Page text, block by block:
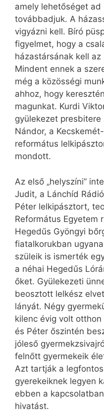
amely lehetőséget
továbbadjuk. A
vigyázni kell. Bíró
figyelmet, hogy a
házastársának kell
Mindent ennek a
még a közösségi
ahhoz, hogy
magunkat. Kurdi
gyülekezet
Nándor, a
református
mondott.
Az első „helyszíni”
Judit, a Lánchíd
Péter lelkipásztort,
Református Egyetem
Hegedűs Gyöngyi
fiatalkorukban
szüleik is ismerték
a néhai Hegedűs
őket. Gyülekezeti
beosztott lelkész
lányát. Négy
kilenc évig volt
és Péter őszintén
jóleső
felnőtt gyermekeik
Azt tartják a
gyerekeiknek legyen
ebben a
hivatást.